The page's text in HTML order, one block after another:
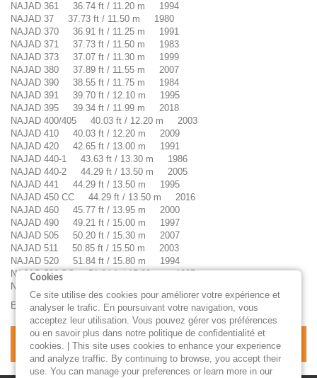
NAJAD 361 36.74 ft / 11.20 m 1994
NAJAD 37 37.73 ft / 11.50 m 1980
NAJAD 370 36.91 ft / 11.25 m 1991
NAJAD 371 37.73 ft / 11.50 m 1983
NAJAD 373 37.07 ft / 11.30 m 1999
NAJAD 380 37.89 ft / 11.55 m 2007
NAJAD 390 38.55 ft / 11.75 m 1984
NAJAD 391 39.70 ft / 12.10 m 1995
NAJAD 395 39.34 ft / 11.99 m 2018
NAJAD 400/405 40.03 ft / 12.20 m 2003
NAJAD 410 40.03 ft / 12.20 m 2009
NAJAD 420 42.65 ft / 13.00 m 1991
NAJAD 440-1 43.63 ft / 13.30 m 1986
NAJAD 440-2 44.29 ft / 13.50 m 2005
NAJAD 441 44.29 ft / 13.50 m 1995
NAJAD 450 CC 44.29 ft / 13.50 m 2016
NAJAD 460 45.77 ft / 13.95 m 2000
NAJAD 490 49.21 ft / 15.00 m 1997
NAJAD 505 50.20 ft / 15.30 m 2007
NAJAD 511 50.85 ft / 15.50 m 2003
NAJAD 520 51.84 ft / 15.80 m 1994
NAJAD 520 DS 51.84 ft / 15.80 m 1995
NAJAD 570 57.41 ft / 17.50 m 2007
Еще
Нет товаров этого производителя.
Cookies
Ce site utilise des cookies pour améliorer votre expérience et
analyser le trafic. En poursuivant votre navigation, vous
acceptez leur utilisation. Vous pouvez gérer vos préférences
ou en savoir plus dans notre politique de confidentialité et
cookies. | This site uses cookies to enhance your experience
and analyze traffic. By continuing to browse, you accept their
use. You can manage your preferences or learn more in our